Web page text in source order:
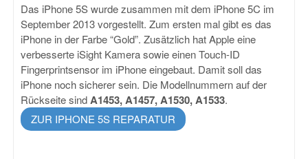
Das iPhone 5S wurde zusammen mit dem iPhone 5C im
September 2013 vorgestellt. Zum ersten mal gibt es das
iPhone in der Farbe “Gold”. Zusätzlich hat Apple eine
verbesserte iSight Kamera sowie einen Touch-ID
Fingerprintsensor im iPhone eingebaut. Damit soll das
iPhone noch sicherer sein. Die Modellnummern auf der
Rückseite sindA1453, A1457, A1530, A1533.
ZUR IPHONE 5S REPARATUR